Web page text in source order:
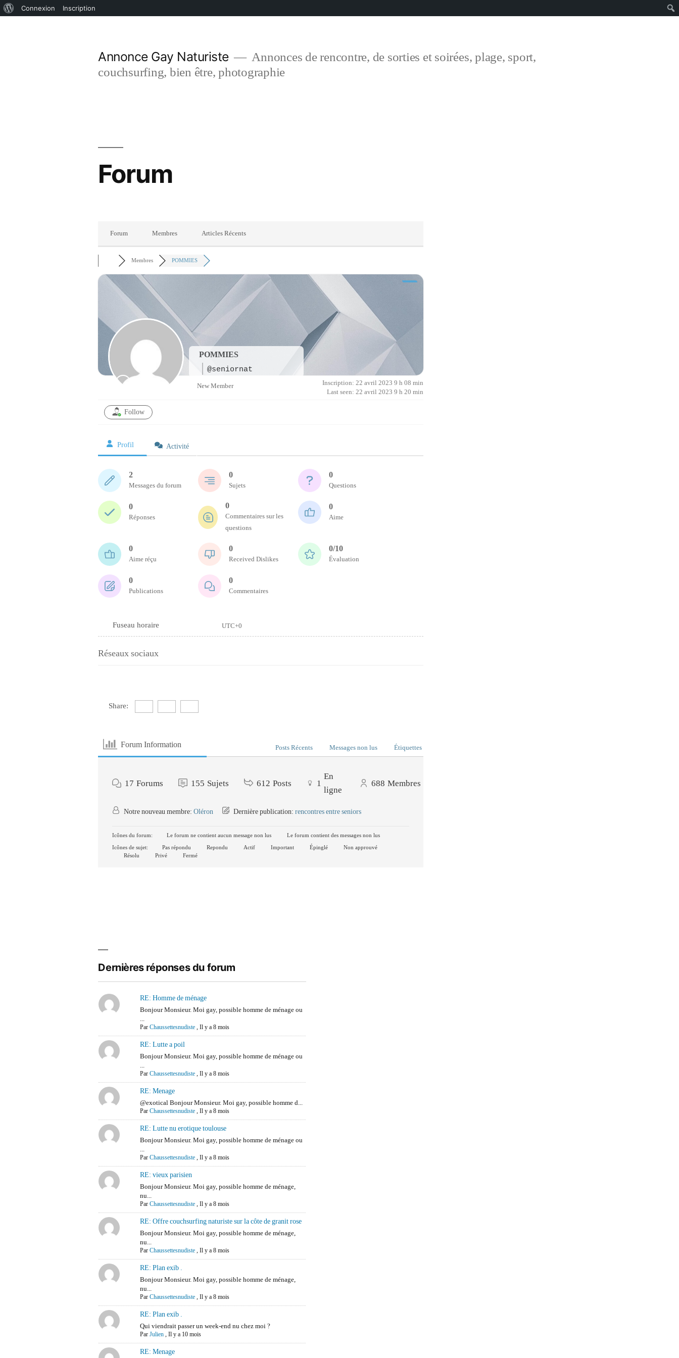
Connexion Inscription
Annonce Gay Naturiste
Annonces de rencontre, de sorties et soirées, plage, sport,
couchsurfing, bien être, photographie
Forum
Forum Membres Articles Récents
Membres POMMIES
POMMIES
@seniornat
New Member
Inscription: 22 avril 2023 9 h 08 min
Last seen: 22 avril 2023 9 h 20 min
Follow
Profil Activité
2
Messages du forum
0
Sujets
0
Questions
0
Réponses
0
Commentaires sur les
questions
0
Aime
0
Aime réçu
0
Received Dislikes
0/10
Évaluation
0
Publications
0
Commentaires
Fuseau horaire UTC+0
Réseaux sociaux
Share:
Forum Information Posts Récents Messages non lus Étiquettes
17 Forums 155 Sujets 612 Posts 1
En
ligne
688 Membres
Notre nouveau membre:Oléron Dernière publication:rencontres entre seniors
Icônes du forum: Le forum ne contient aucun message non lus
Le forum contient des messages non lus
Icônes de sujet:
Pas répondu Repondu Actif Important Épinglé
Non approuvé
Résolu
Privé Fermé
Dernières réponses du forum
RE: Homme de ménage
Bonjour Monsieur. Moi gay, possible homme de ménage ou
...
ParChaussettesnudiste ,Il y a 8 mois
RE: Lutte a poil
Bonjour Monsieur. Moi gay, possible homme de ménage ou
...
ParChaussettesnudiste ,Il y a 8 mois
RE: Menage
@exotical Bonjour Monsieur. Moi gay, possible homme d...
ParChaussettesnudiste ,Il y a 8 mois
RE: Lutte nu erotique toulouse
Bonjour Monsieur. Moi gay, possible homme de ménage ou
...
ParChaussettesnudiste ,Il y a 8 mois
RE: vieux parisien
Bonjour Monsieur. Moi gay, possible homme de ménage,
nu...
ParChaussettesnudiste ,Il y a 8 mois
RE: Offre couchsurfing naturiste sur la côte de granit rose
Bonjour Monsieur. Moi gay, possible homme de ménage,
nu...
ParChaussettesnudiste ,Il y a 8 mois
RE: Plan exib .
Bonjour Monsieur. Moi gay, possible homme de ménage,
nu...
ParChaussettesnudiste ,Il y a 8 mois
RE: Plan exib .
Qui viendrait passer un week-end nu chez moi ?
ParJulien ,Il y a 10 mois
RE: Menage